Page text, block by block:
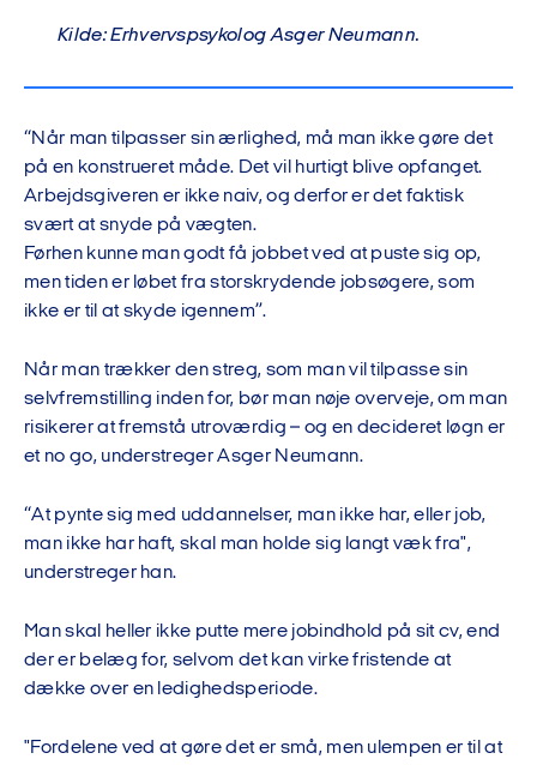
Kilde: Erhvervspsykolog Asger Neumann.
“Når man tilpasser sin ærlighed, må man ikke gøre det
på en konstrueret måde. Det vil hurtigt blive opfanget.
Arbejdsgiveren er ikke naiv, og derfor er det faktisk
svært at snyde på vægten.
Førhen kunne man godt få jobbet ved at puste sig op,
men tiden er løbet fra storskrydende jobsøgere, som
ikke er til at skyde igennem”.
Når man trækker den streg, som man vil tilpasse sin
selvfremstilling inden for, bør man nøje overveje, om man
risikerer at fremstå utroværdig – og en decideret løgn er
et no go, understreger Asger Neumann.
“At pynte sig med uddannelser, man ikke har, eller job,
man ikke har haft, skal man holde sig langt væk fra",
understreger han.
Man skal heller ikke putte mere jobindhold på sit cv, end
der er belæg for, selvom det kan virke fristende at
dække over en ledighedsperiode.
"Fordelene ved at gøre det er små, men ulempen er til at